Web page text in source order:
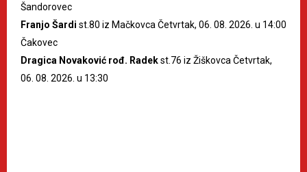
Šandorovec
Franjo Šardi st.80 iz Mačkovca Četvrtak, 06. 08. 2026. u 14:00
Čakovec
Dragica Novaković rođ. Radekst.76 iz Žiškovca Četvrtak,
06. 08. 2026. u 13:30